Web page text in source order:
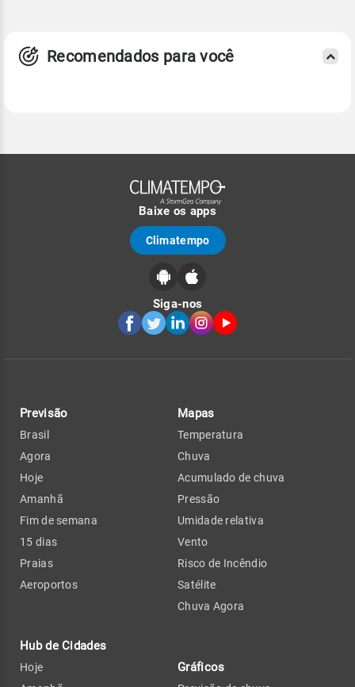
Recomendados para você
Baixe os apps
Climatempo
Siga-nos
Previsão
Brasil
Agora
Hoje
Amanhã
Fim de semana
15 dias
Praias
Aeroportos
Hub de Cidades
Hoje
Mapas
Temperatura
Chuva
Acumulado de chuva
Pressão
Umidade relativa
Vento
Risco de Incêndio
Satélite
Chuva Agora
Gráficos